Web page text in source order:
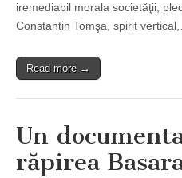
iremediabil morala societăţii,
Constantin Tomşa, spirit
Read more →
Un
răpirea